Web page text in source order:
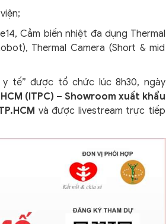
Cảm biến nhiệt đa dụng Thermal
Thermal Camera (Short & mid
tế” được tổ chức lúc 8h30, ngày
(ITPC) – Showroom xuất khẩu
và được livestream trực tiếp